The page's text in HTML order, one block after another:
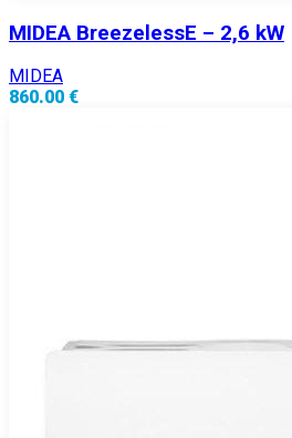
MIDEA BreezelessE – 2,6 kW
MIDEA
860.00 €